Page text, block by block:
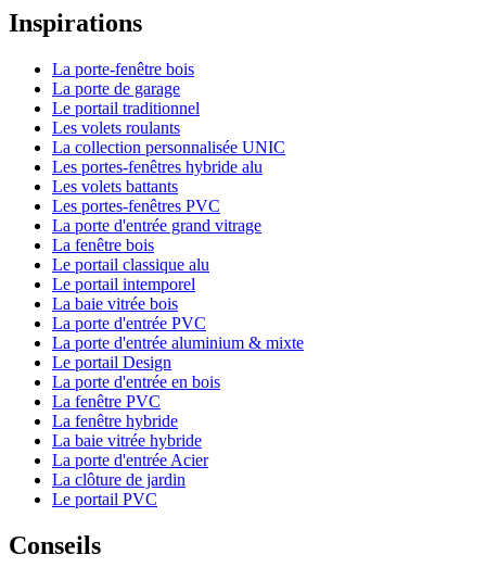
Inspirations
La porte-fenêtre bois
La porte de garage
Le portail traditionnel
Les volets roulants
La collection personnalisée UNIC
Les portes-fenêtres hybride alu
Les volets battants
Les portes-fenêtres PVC
La porte d'entrée grand vitrage
La fenêtre bois
Le portail classique alu
Le portail intemporel
La baie vitrée bois
La porte d'entrée PVC
La porte d'entrée aluminium & mixte
Le portail Design
La porte d'entrée en bois
La fenêtre PVC
La fenêtre hybride
La baie vitrée hybride
La porte d'entrée Acier
La clôture de jardin
Le portail PVC
Conseils